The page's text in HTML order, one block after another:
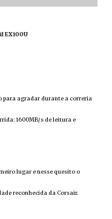
EX100U
para agradar durante a correria
1600MB/s de leitura e
lugar e nesse quesito o
reconhecida da Corsair.